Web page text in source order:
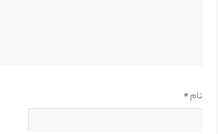
نام*